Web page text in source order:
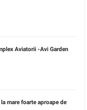
Aviatorii -Avi Garden
mare foarte aproape de